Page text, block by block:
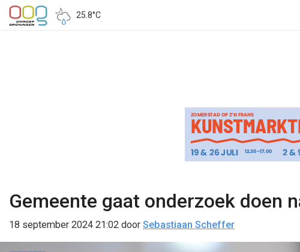
25.8°C
Gemeente gaat onderzoek doen
18 september 2024 21:02 door Sebastiaan Scheffer